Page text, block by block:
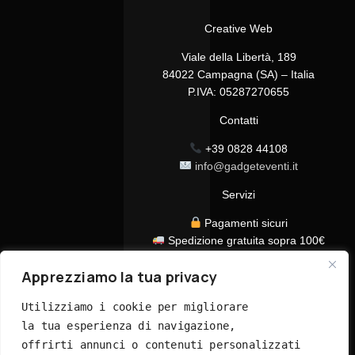
Apprezziamo la tua privacy
Utilizziamo i cookie per migliorare
la tua esperienza di navigazione,
offrirti annunci o contenuti personalizzati
Creative Web
Viale della Libertà, 189
84022 Campagna (SA) – Italia
P.IVA: 05287270655
Contatti
+39 0828 44108
info@gadgeteventi.it
Servizi
Pagamenti sicuri
Spedizione gratuita sopra 100€
Assistenza clienti dedicata